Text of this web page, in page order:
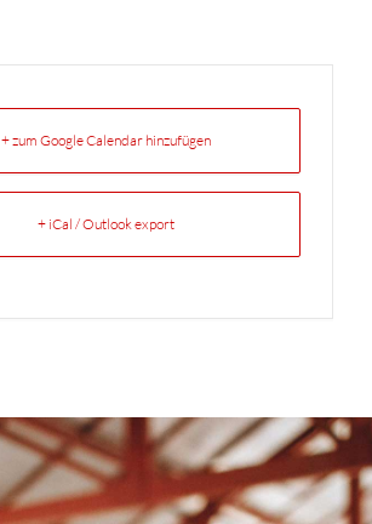
+ zum Google Calendar hinzufügen
+ iCal / Outlook export